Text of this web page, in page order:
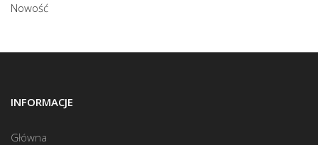
Nowość
INFORMACJE
Główna